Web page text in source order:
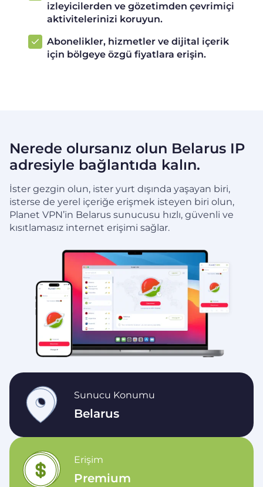
izleyicilerden ve gözetimden çevrimiçi
aktivitelerinizi koruyun.
Abonelikler, hizmetler ve dijital içerik
için bölgeye özgü fiyatlara erişin.
Nerede olursanız olun Belarus IP
adresiyle bağlantıda kalın.
İster gezgin olun, ister yurt dışında yaşayan biri,
isterse de yerel içeriğe erişmek isteyen biri olun,
Planet VPN’in Belarus sunucusu hızlı, güvenli ve
kısıtlamasız internet erişimi sağlar.
Sunucu Konumu
Belarus
Erişim
Premium